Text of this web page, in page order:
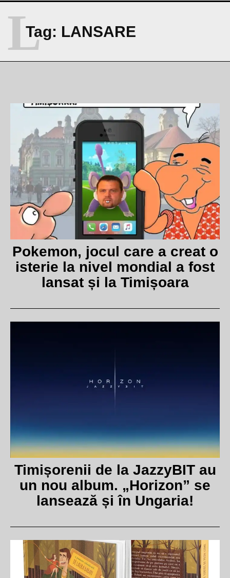
Tag: LANSARE
L
Pokemon, jocul care a creat o
isterie la nivel mondial a fost
lansat și la Timișoara
Timișorenii de la JazzyBIT au
un nou album. „Horizon” se
lansează și în Ungaria!